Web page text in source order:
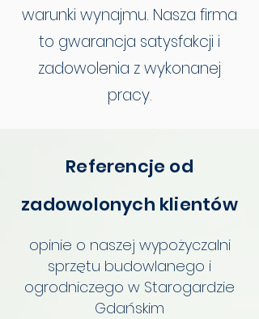
warunki wynajmu. Nasza firma
to gwarancja satysfakcji i
zadowolenia z wykonanej
pracy.
Referencje od
zadowolonych klientów
opinie o naszej wypożyczalni
sprzętu budowlanego i
ogrodniczego w Starogardzie
Gdańskim